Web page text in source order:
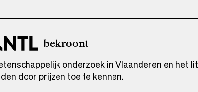
bekroont
onderzoek in Vlaanderen en het
door prijzen toe te kennen.